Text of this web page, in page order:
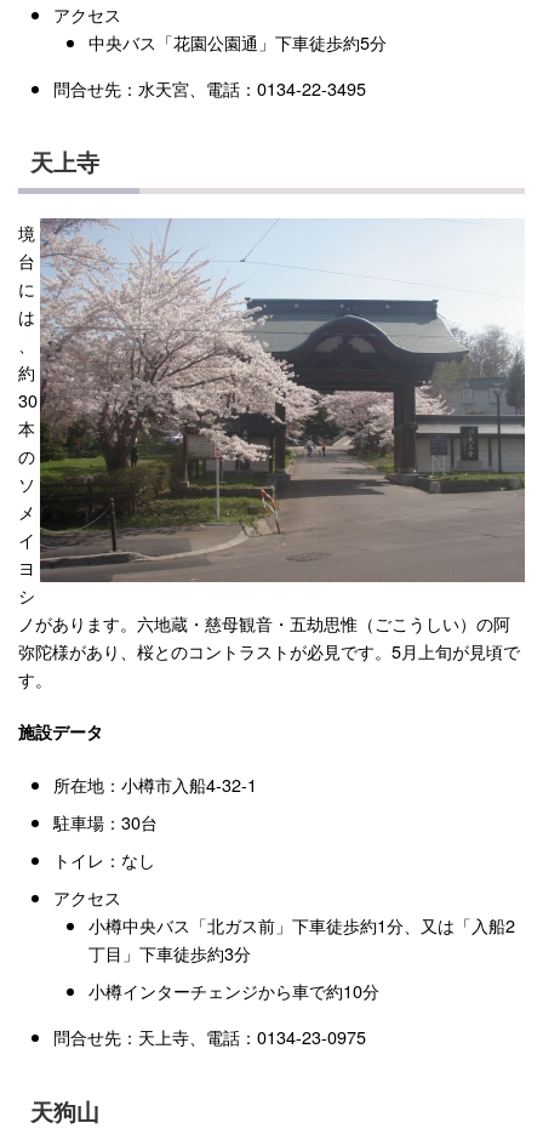
アクセス
中央バス「花園公園通」下車徒歩約5分
問合せ先：水天宮、電話：0134-22-3495
天上寺
境
台
に
は
、
約
30
本
の
ソ
メ
イ
ヨ
シ
ノがあります。六地蔵・慈母観音・五劫思惟（ごこうしい）の阿
弥陀様があり、桜とのコントラストが必見です。5月上旬が見頃で
す。
施設データ
所在地：小樽市入船4-32-1
駐車場：30台
トイレ：なし
アクセス
小樽中央バス「北ガス前」下車徒歩約1分、又は「入船2
丁目」下車徒歩約3分
小樽インターチェンジから車で約10分
問合せ先：天上寺、電話：0134-23-0975
天狗山